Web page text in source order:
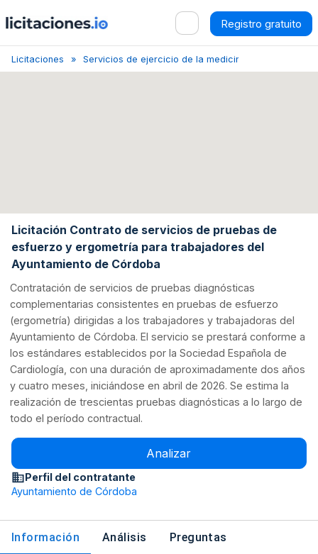
Registro gratuito
Licitaciones Servicios de ejercicio de la medicina
Licitación Contrato de servicios de pruebas de
esfuerzo y ergometría para trabajadores del
Ayuntamiento de Córdoba
Contratación de servicios de pruebas diagnósticas
complementarias consistentes en pruebas de esfuerzo
(ergometría) dirigidas a los trabajadores y trabajadoras del
Ayuntamiento de Córdoba. El servicio se prestará conforme a
los estándares establecidos por la Sociedad Española de
Cardiología, con una duración de aproximadamente dos años
y cuatro meses, iniciándose en abril de 2026. Se estima la
realización de trescientas pruebas diagnósticas a lo largo de
todo el período contractual.
Analizar
Perfil del contratante
Ayuntamiento de Córdoba
Información Análisis Preguntas